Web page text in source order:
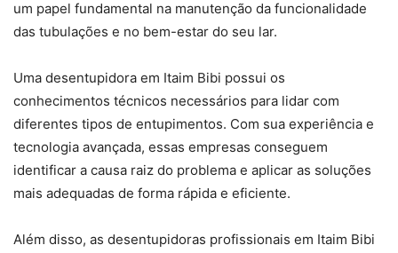
um papel fundamental na manutenção da funcionalidade
das tubulações e no bem-estar do seu lar.
Uma desentupidora em Itaim Bibi possui os
conhecimentos técnicos necessários para lidar com
diferentes tipos de entupimentos. Com sua experiência e
tecnologia avançada, essas empresas conseguem
identificar a causa raiz do problema e aplicar as soluções
mais adequadas de forma rápida e eficiente.
Além disso, as desentupidoras profissionais em Itaim Bibi